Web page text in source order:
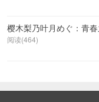
樱木梨乃叶月めぐ：青春
阅读(464)